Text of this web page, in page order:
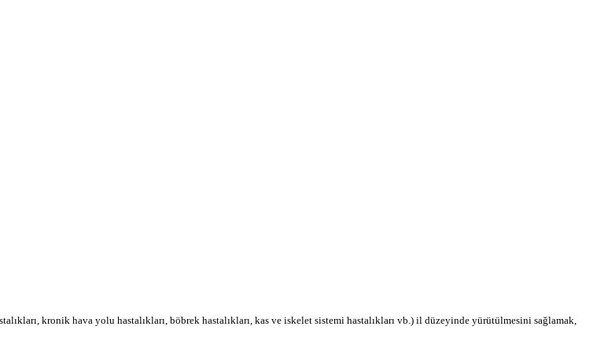
kronik hava yolu hastalıkları, böbrek hastalıkları, kas ve iskelet sistemi hastalıkları vb.) il düzeyinde yürütülmesini sağlamak,